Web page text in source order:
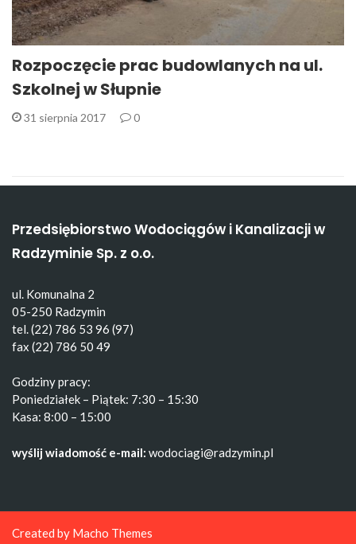
Rozpoczęcie prac budowlanych na ul.
Szkolnej w Słupnie
31 sierpnia 2017 0
Przedsiębiorstwo Wodociągów i Kanalizacji w
Radzyminie Sp. z o.o.
ul. Komunalna 2
05-250 Radzymin
tel. (22) 786 53 96 (97)
fax (22) 786 50 49
Godziny pracy:
Poniedziałek – Piątek: 7:30 – 15:30
Kasa: 8:00 – 15:00
wyślij wiadomość e-mail: wodociagi@radzymin.pl
Created by Macho Themes